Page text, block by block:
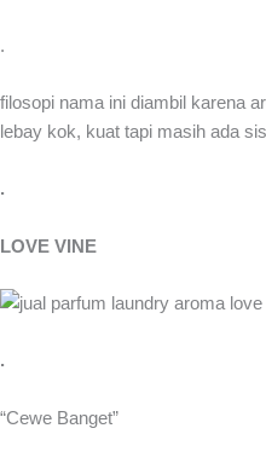
.
filosopi nama ini diambil karena
lebay kok, kuat tapi masih ada
.
LOVE VINE
.
“Cewe Banget”